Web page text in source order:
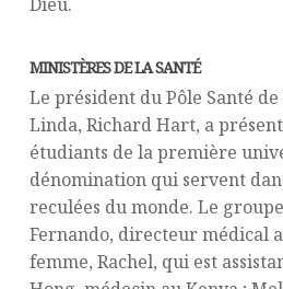
MINISTÈRES DE LA SANTÉ
Le président du Pôle Santé
Linda, Richard Hart, a
étudiants de la première
dénomination qui servent
reculées du monde. Le
Fernando, directeur médical
femme, Rachel, qui est